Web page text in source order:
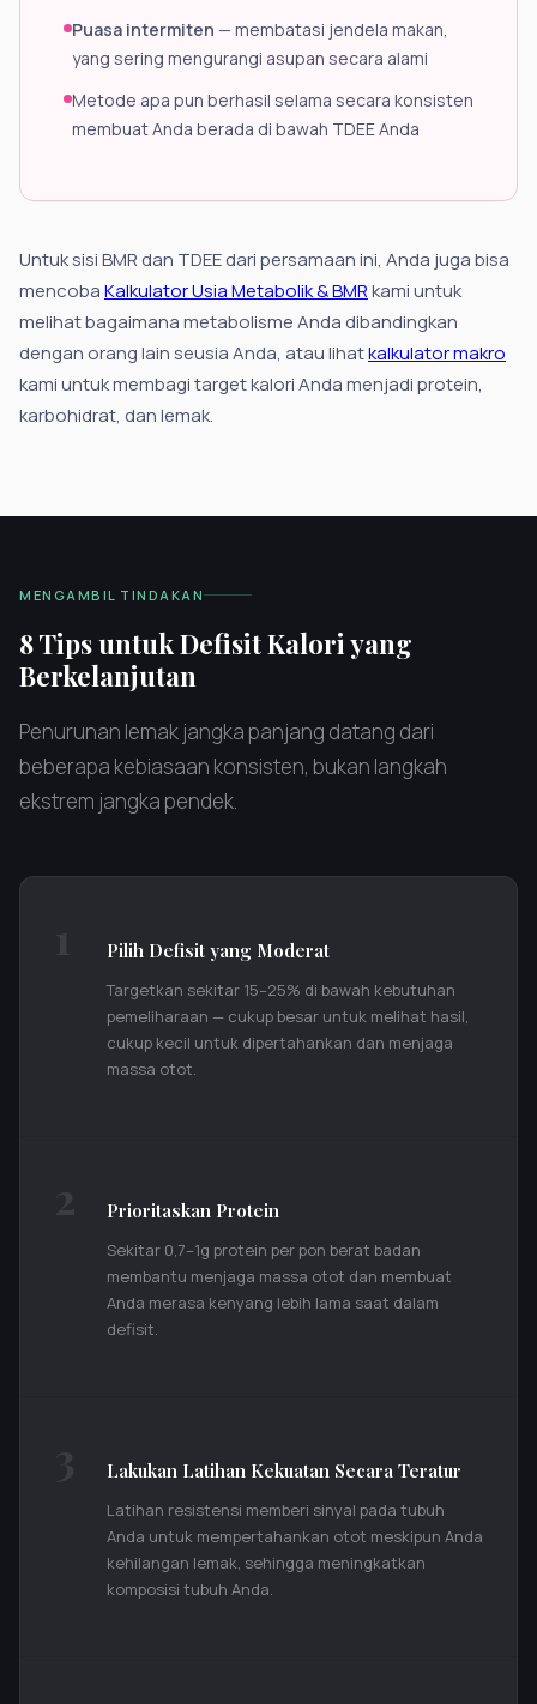
Puasa intermiten — membatasi jendela makan,
yang sering mengurangi asupan secara alami
Metode apa pun berhasil selama secara konsisten
membuat Anda berada di bawah TDEE Anda
Untuk sisi BMR dan TDEE dari persamaan ini, Anda juga bisa
mencobaKalkulator Usia Metabolik & BMRkami untuk
melihat bagaimana metabolisme Anda dibandingkan
dengan orang lain seusia Anda, atau lihatkalkulator makro
kami untuk membagi target kalori Anda menjadi protein,
karbohidrat, dan lemak.
MENGAMBIL TINDAKAN
8 Tips untuk Defisit Kalori yang
Berkelanjutan
Penurunan lemak jangka panjang datang dari
beberapa kebiasaan konsisten, bukan langkah
ekstrem jangka pendek.
Pilih Defisit yang Moderat
Targetkan sekitar 15–25% di bawah kebutuhan
pemeliharaan — cukup besar untuk melihat hasil,
cukup kecil untuk dipertahankan dan menjaga
massa otot.
Prioritaskan Protein
Sekitar 0,7–1g protein per pon berat badan
membantu menjaga massa otot dan membuat
Anda merasa kenyang lebih lama saat dalam
defisit.
Lakukan Latihan Kekuatan Secara Teratur
Latihan resistensi memberi sinyal pada tubuh
Anda untuk mempertahankan otot meskipun Anda
kehilangan lemak, sehingga meningkatkan
komposisi tubuh Anda.